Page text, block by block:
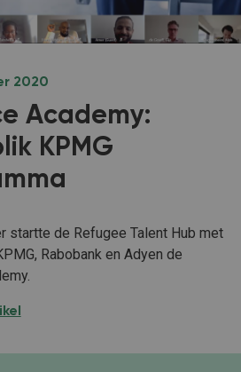
2020
Academy:
KPMG
startte de Refugee Talent Hub met
Rabobank en Adyen de
terugblik KPMG programma: